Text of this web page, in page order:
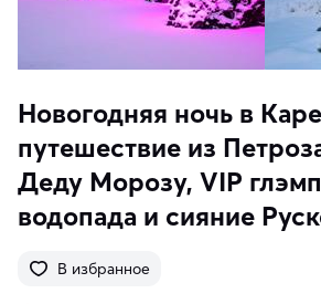
Новогодняя ночь в
путешествие из
Деду Морозу, VIP
водопада и сияние
В избранное